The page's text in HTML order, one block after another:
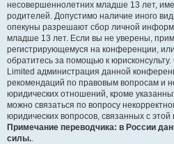
несовершеннолетних младше 13 лет,
родителей. Допустимо наличие иного
опекуны разрешают сбор личной
младше 13 лет. Если вы не уверены,
регистрирующемуся на конференции,
обратитесь за помощью к
Limited администрация данной
рекомендаций по правовым вопросам и
юридических отношений, кроме
можно связаться по вопросу
юридических вопросов, связанных с
Примечание переводчика: в России
силы..